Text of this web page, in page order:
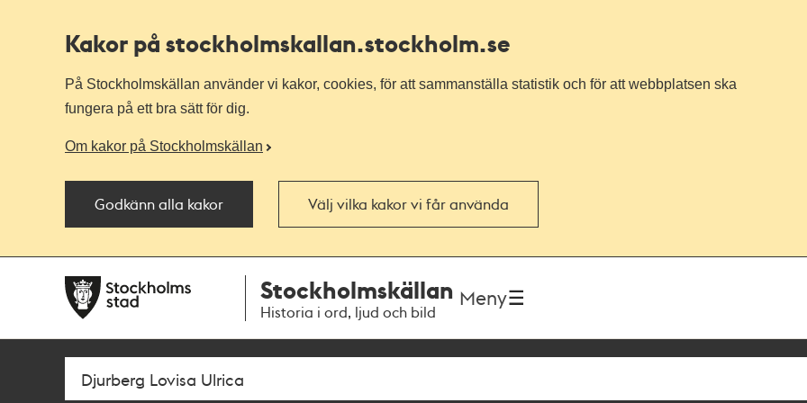
Kakor på stockholmskallan.stockholm.se
På Stockholmskällan använder vi kakor, cookies, för att sammanställa statistik och för att webbplatsen ska
fungera på ett bra sätt för dig.
Om kakor på Stockholmskällan
Godkänn alla kakor Välj vilka kakor vi får använda
navigationen
huvudinnehållet
Stockholmskällan
Historia i ord, ljud och bild
Meny
Sök